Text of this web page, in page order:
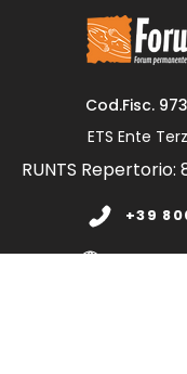
Cod.Fisc.
ETS Ente
RUNTS Repertorio: